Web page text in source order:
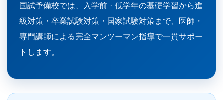
国試予備校では、入学前・低学年の基礎学習から進
級対策・卒業試験対策・国家試験対策まで、医師・
専門講師による完全マンツーマン指導で一貫サポー
トします。